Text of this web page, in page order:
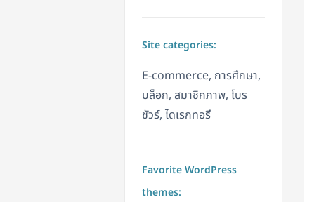
Site categories:
E-commerce, การศึกษา,
บล็อก, สมาชิกภาพ, โบร
ชัวร์, ไดเรกทอรี
Favorite WordPress
themes: